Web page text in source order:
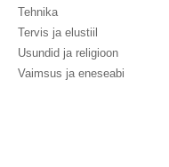
Tehnika
Tervis ja elustiil
Usundid ja religioon
Vaimsus ja eneseabi